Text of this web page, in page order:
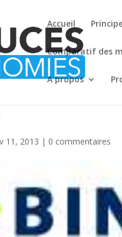
Accueil
Comparatif des
A propos
11, 2013 | 0 commentaires